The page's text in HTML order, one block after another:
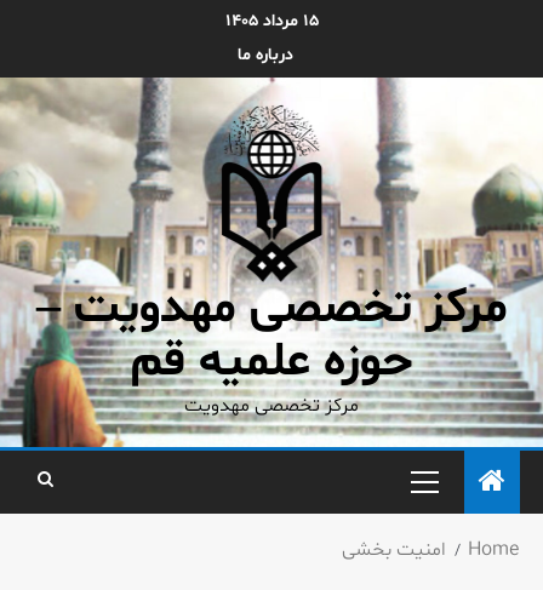
۱۵ مرداد ۱۴۰۵
درباره ما
مرکز تخصصی مهدویت –
حوزه علمیه قم
مرکز تخصصی مهدویت
Home امنیت بخشی